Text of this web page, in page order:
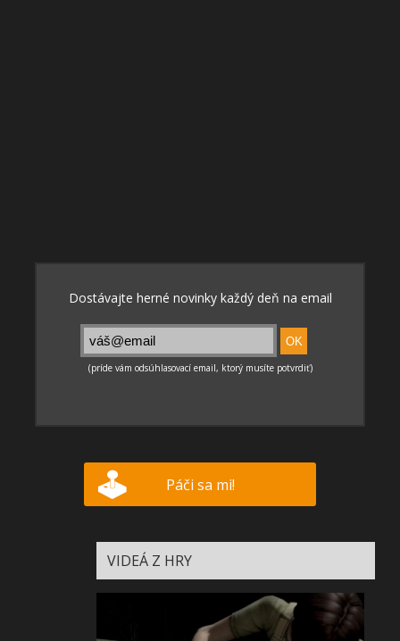
Páči sa mi!
VIDEÁ Z HRY